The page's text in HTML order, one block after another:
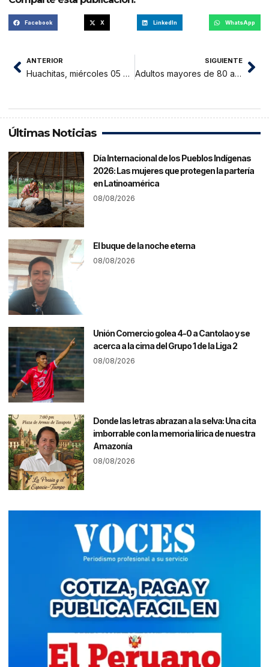
Facebook X LinkedIn WhatsApp
ANTERIOR
Huachitas, miércoles 05 de mayo 2021
SIGUIENTE
Adultos mayores de 80 años a más recibirán vacuna contra la covid 19 en 13 distritos de la región San Martín
Últimas Noticias
Día Internacional de los Pueblos Indígenas
2026: Las mujeres que protegen la partería
en Latinoamérica
08/08/2026
El buque de la noche eterna
08/08/2026
Unión Comercio golea 4-0 a Cantolao y se
acerca a la cima del Grupo 1 de la Liga 2
08/08/2026
Donde las letras abrazan a la selva: Una cita
imborrable con la memoria lírica de nuestra
Amazonía
08/08/2026